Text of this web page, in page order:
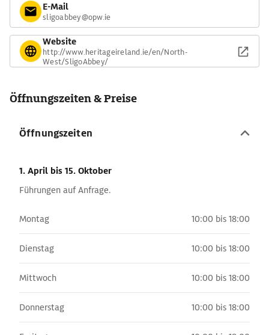
E-Mail
sligoabbey@opw.ie
Website
http://www.heritageireland.ie/en/North-
West/SligoAbbey/
Öffnungszeiten & Preise
Öffnungszeiten
1. April bis 15. Oktober
Führungen auf Anfrage.
Montag 10:00 bis 18:00
Dienstag 10:00 bis 18:00
Mittwoch 10:00 bis 18:00
Donnerstag 10:00 bis 18:00